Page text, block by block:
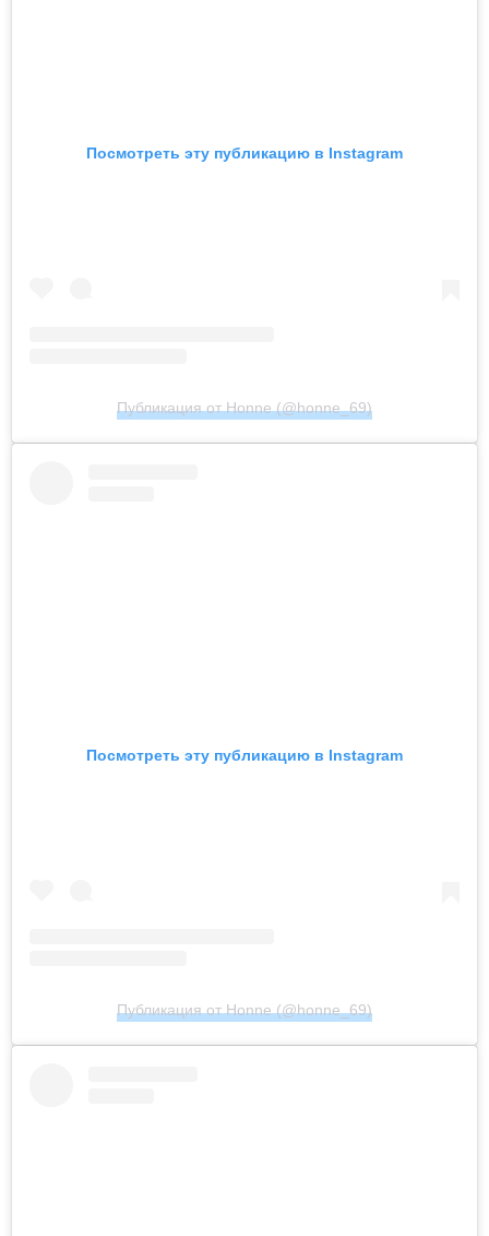
Посмотреть эту публикацию в Instagram
Публикация от Honne (@honne_69)
Посмотреть эту публикацию в Instagram
Публикация от Honne (@honne_69)